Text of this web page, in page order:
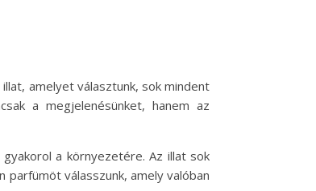
amelyet választunk, sok mindent
a megjelenésünket, hanem az
a környezetére. Az illat sok
válasszunk, amely valóban